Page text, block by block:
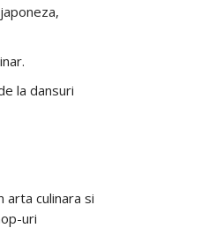
la dansuri
arta culinara si
uri